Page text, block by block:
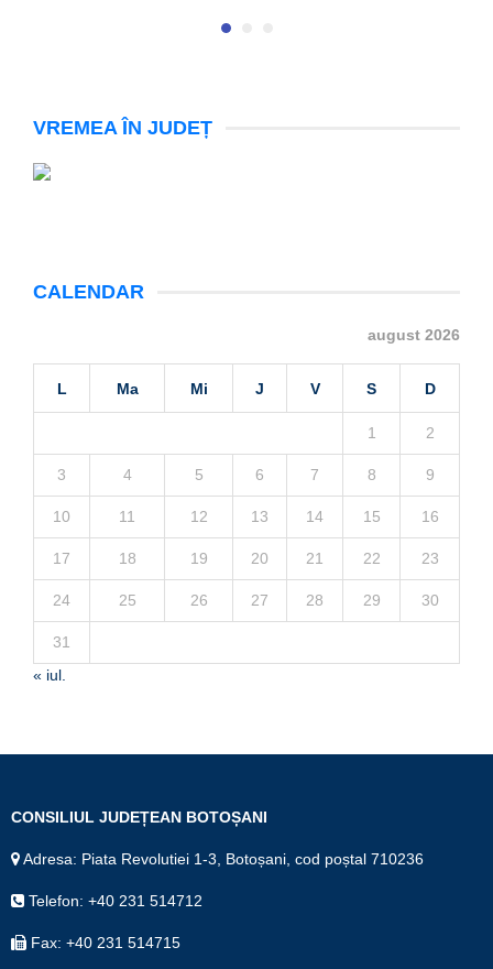
VREMEA ÎN JUDEȚ
CALENDAR
august 2026
L Ma Mi J V S D
1 2
3 4 5 6 7 8 9
10 11 12 13 14 15 16
17 18 19 20 21 22 23
24 25 26 27 28 29 30
31
« iul.
CONSILIUL JUDEȚEAN BOTOȘANI
Adresa: Piata Revolutiei 1-3, Botoșani, cod poștal 710236
Telefon: +40 231 514712
Fax: +40 231 514715